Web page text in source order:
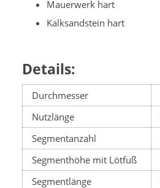
Mauerwerk hart
Kalksandstein hart
Details:
Durchmesser
Nutzlänge
Segmentanzahl
Segmenthöhe mit Lötfuß
Segmentlänge